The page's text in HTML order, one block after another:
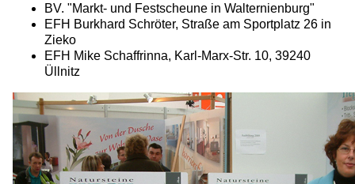
BV. "Markt- und Festscheune in Walternienburg"
EFH Burkhard Schröter, Straße am Sportplatz 26 in
Zieko
EFH Mike Schaffrinna, Karl-Marx-Str. 10, 39240
Üllnitz